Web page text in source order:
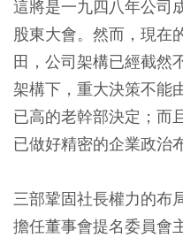
這將是一九四八年公司
股東大會。然而，現在
田，公司架構已經截然
架構下，重大決策不能
已高的老幹部決定；而
已做好精密的企業政治
三部鞏固社長權力的
擔任董事會提名委員會